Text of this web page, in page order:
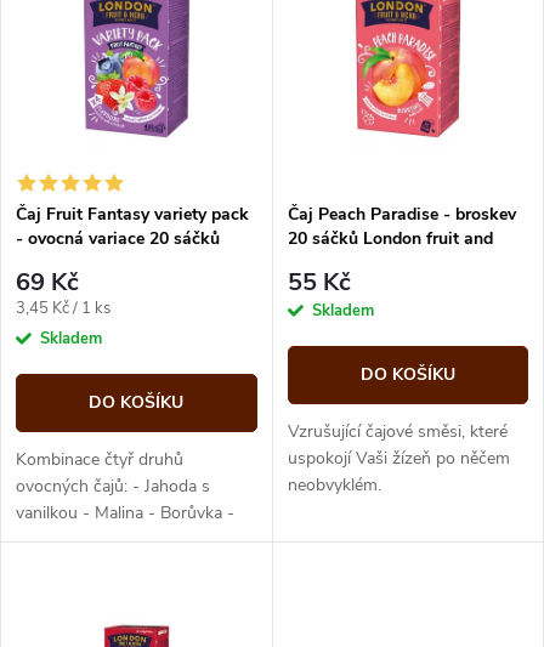
í
p
r
o
d
u
k
Abecedně
s
p
r
o
d
u
Čaj Fruit Fantasy variety pack
- ovocná variace 20 sáčků
69 Kč
Měrná
cena:
3,45 Kč / 1 ks
Skladem
DO KOŠÍKU
Kombinace čtyř druhů
ovocných čajů: - Jahoda s
vanilkou - Malina - Borůvka -
Broskev
Čaj Peach Paradise - broskev
20 sáčků London fruit and
55 Kč
Skladem
DO KOŠÍKU
Vzrušující čajové směsi, které
uspokojí Vaši žízeň po něčem
neobvyklém.